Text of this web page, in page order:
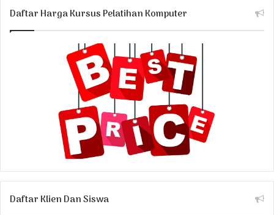
Daftar Harga Kursus Pelatihan Komputer
Daftar Klien Dan Siswa